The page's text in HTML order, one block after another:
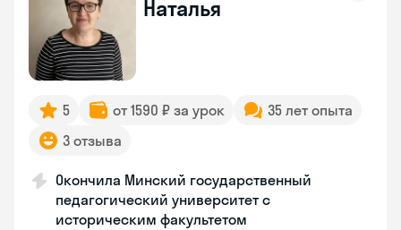
Наталья
5 от 1590 ₽ за урок
35 лет опыта
3 отзыва
Окончила Минский государственный
педагогический университет с
историческим факультетом